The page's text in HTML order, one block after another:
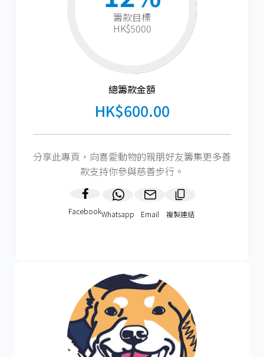
籌款目標​
HK$5000
總籌款金額​
HK$600.00
分享此專頁，向喜愛動物的親朋好友籌集更多善
款支持你參與慈善步行。
FacebookWhatsapp Email 複製連結​